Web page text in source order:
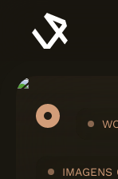
IMAGENS